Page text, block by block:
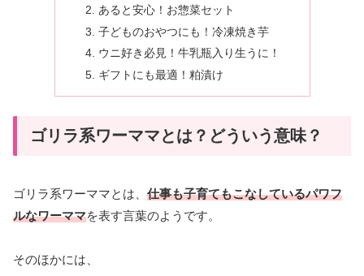
あると安心！お惣菜セット
子どものおやつにも！冷凍焼き芋
ウニ好き必見！牛乳瓶入り生うに！
ギフトにも最適！粕漬け
ゴリラ系ワーママとは？どういう意味？
ゴリラ系ワーママとは、 仕事も子育てもこなしているパワフ
ルなワーママを表す言葉のようです。
そのほかには、